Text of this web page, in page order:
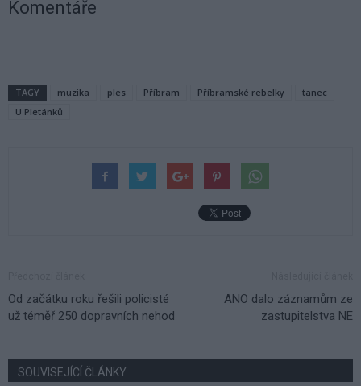
Komentáře
TAGY muzika ples Příbram Příbramské rebelky
tanec
U Pletánků
Od začátku roku řešili policisté
už téměř 250 dopravních nehod
ANO dalo záznamům ze
zastupitelstva NE
SOUVISEJÍCÍ ČLÁNKY